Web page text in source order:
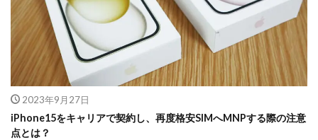
2023年9月27日
iPhone15をキャリアで契約し、再度格安SIMへMNPする際の注意
点とは？